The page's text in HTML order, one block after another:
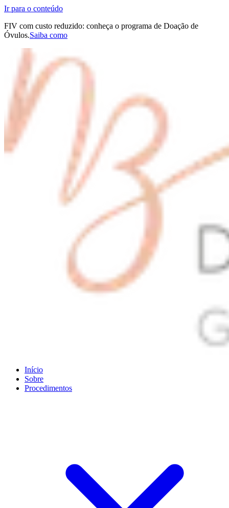
Ir para o conteúdo
FIV com custo reduzido: conheça o programa de Doação de
Óvulos.Saiba como
Início
Sobre
Procedimentos